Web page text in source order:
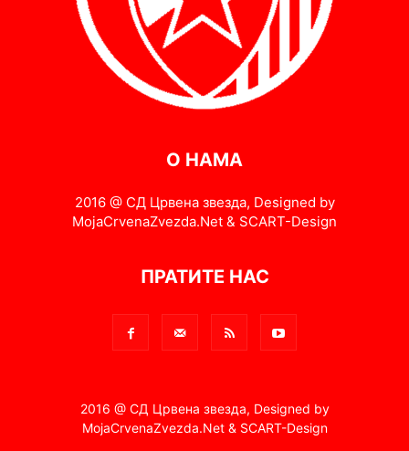
О НАМА
2016 @ СД Црвена звезда, Designed by
MojaCrvenaZvezda.Net & SCART-Design
ПРАТИТЕ НАС
2016 @ СД Црвена звезда, Designed by
MojaCrvenaZvezda.Net & SCART-Design